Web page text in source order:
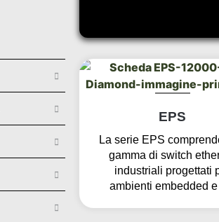
EPS
La serie EPS
gamma di switch
industriali progettati
ambienti embedded e